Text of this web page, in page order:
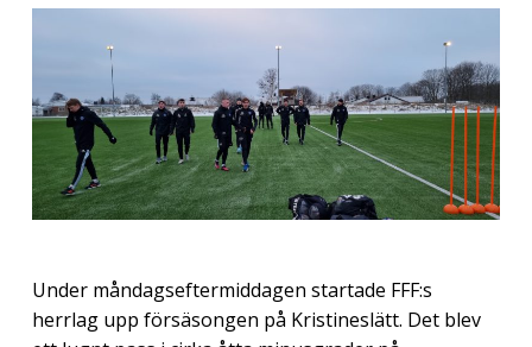
Under måndagseftermiddagen startade FFF:s
herrlag upp försäsongen på Kristineslätt. Det blev